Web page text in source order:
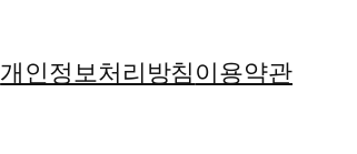
개인정보처리방침이용약관